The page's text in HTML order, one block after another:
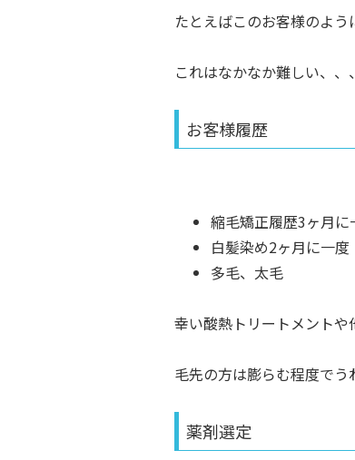
たとえばこのお客様のよう
これはなかなか難しい、、
お客様履歴
縮毛矯正履歴3ヶ月に
白髪染め2ヶ月に一度
多毛、太毛
幸い酸熱トリートメントや
毛先の方は膨らむ程度でう
薬剤選定